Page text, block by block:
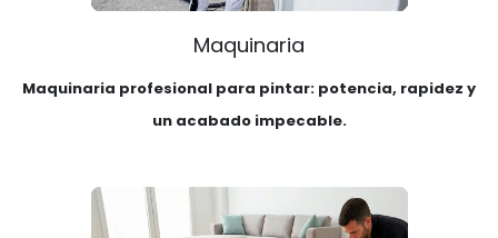
Maquinaria
Maquinaria profesional para pintar: potencia, rapidez y
un acabado impecable.